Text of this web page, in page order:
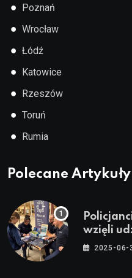
● Poznań
● Wrocław
● Łódź
● Katowice
● Rzeszów
● Toruń
● Rumia
Polecane Artykuły
wzięli
2025-06-